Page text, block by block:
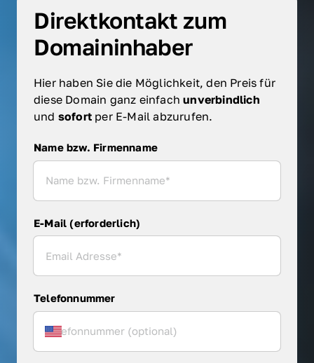
Direktkontakt zum
Domaininhaber
Hier haben Sie die Möglichkeit, den Preis für
diese Domain ganz einfach
und sofort per E-Mail abzurufen.
Name bzw. Firmenname
Name bzw. Firmenname
E-Mail (erforderlich)
Telefonnummer